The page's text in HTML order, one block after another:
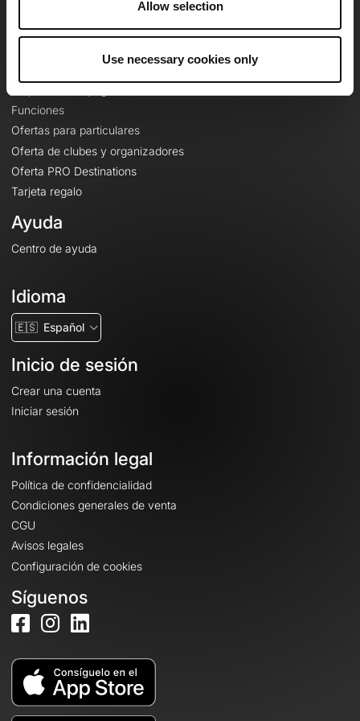
Allow selection
Use necessary cookies only
Le Mag'
Funciones
Ofertas para particulares
Oferta de clubes y organizadores
Oferta PRO Destinations
Tarjeta regalo
Ayuda
Centro de ayuda
Idioma
🇪🇸 Español
Inicio de sesión
Crear una cuenta
Iniciar sesión
Información legal
Política de confidencialidad
Condiciones generales de venta
CGU
Avisos legales
Configuración de cookies
Síguenos